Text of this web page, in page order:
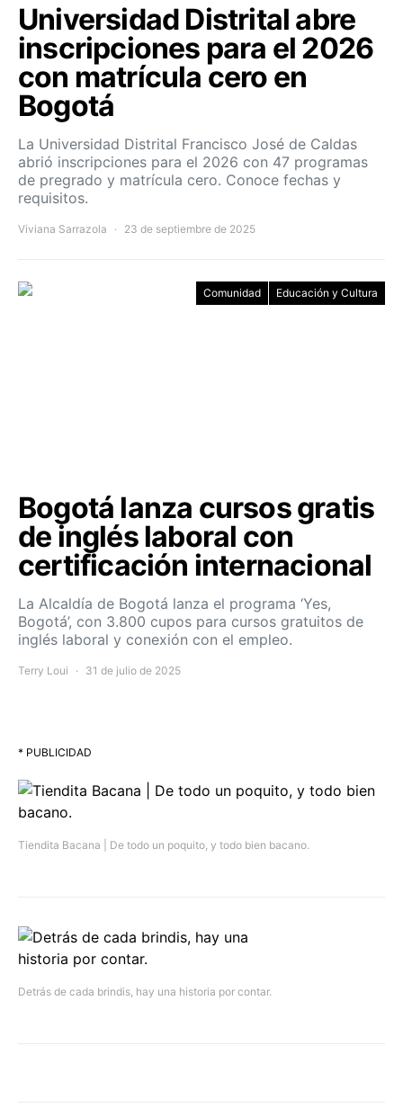
Universidad Distrital abre
inscripciones para el 2026
con matrícula cero en
Bogotá
La Universidad Distrital Francisco José de Caldas
abrió inscripciones para el 2026 con 47 programas
de pregrado y matrícula cero. Conoce fechas y
requisitos.
Viviana Sarrazola 23 de septiembre de 2025
Comunidad Educación y Cultura
Bogotá lanza cursos gratis
de inglés laboral con
certificación internacional
La Alcaldía de Bogotá lanza el programa ‘Yes,
Bogotá’, con 3.800 cupos para cursos gratuitos de
inglés laboral y conexión con el empleo.
Terry Loui 31 de julio de 2025
* PUBLICIDAD
Tiendita Bacana | De todo un poquito, y todo bien bacano.
Detrás de cada brindis, hay una historia por contar.